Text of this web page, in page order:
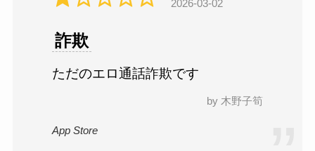
2026-03-02
詐欺
ただのエロ通話詐欺です
by 木野子筍
App Store